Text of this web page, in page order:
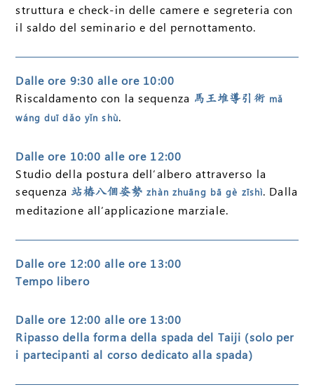
struttura e check-in delle camere e segreteria con
il saldo del seminario e del pernottamento.
Dalle ore 9:30 alle ore 10:00
Riscaldamento con la sequenza 馬王堆導引術 mǎ
wáng duī dǎo yǐn shù.
Dalle ore 10:00 alle ore 12:00
Studio della postura dell’albero attraverso la
sequenza站樁八個姿勢 zhàn zhuāng bā gè zīshì. Dalla
meditazione all’applicazione marziale.
Dalle ore 12:00 alle ore 13:00
Tempo libero
Dalle ore 12:00 alle ore 13:00
Ripasso della forma della spada del Taiji (solo per
i partecipanti al corso dedicato alla spada)